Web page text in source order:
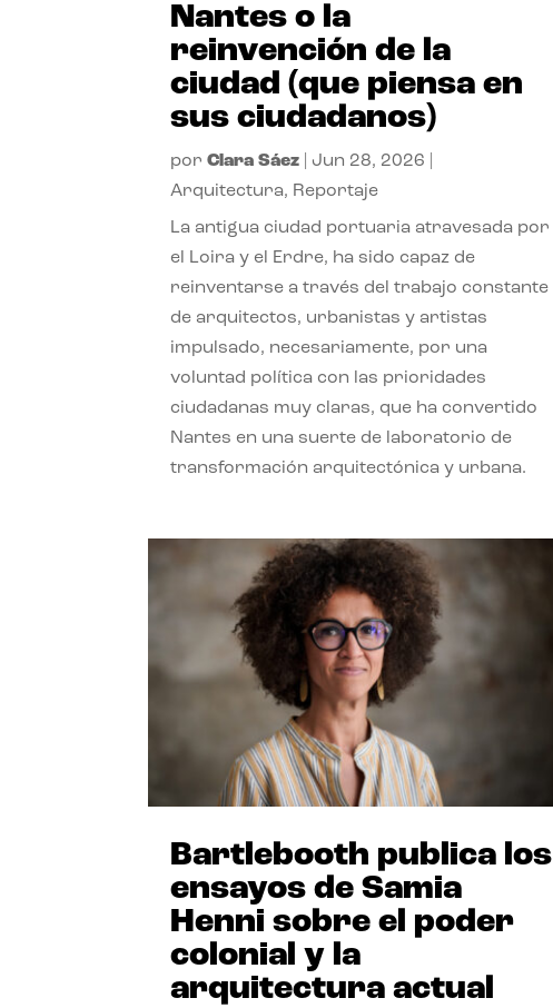
Nantes o la
reinvención de la
ciudad (que piensa en
sus ciudadanos)
porClara Sáez Jun 28, 2026
Arquitectura, Reportaje
La antigua ciudad portuaria atravesada por
el Loira y el Erdre, ha sido capaz de
reinventarse a través del trabajo constante
de arquitectos, urbanistas y artistas
impulsado, necesariamente, por una
voluntad política con las prioridades
ciudadanas muy claras, que ha convertido
Nantes en una suerte de laboratorio de
transformación arquitectónica y urbana.
Bartlebooth publica los
ensayos de Samia
Henni sobre el poder
colonial y la
arquitectura actual